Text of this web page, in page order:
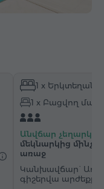
Վարսահարդարիչ
Գրասեղան
1 x Երկտեղանի
1 x Բացվող
Անվճար
մեկնարկից մինչև
առաջ
Կանխավճար`
գիշերվա արժեքը